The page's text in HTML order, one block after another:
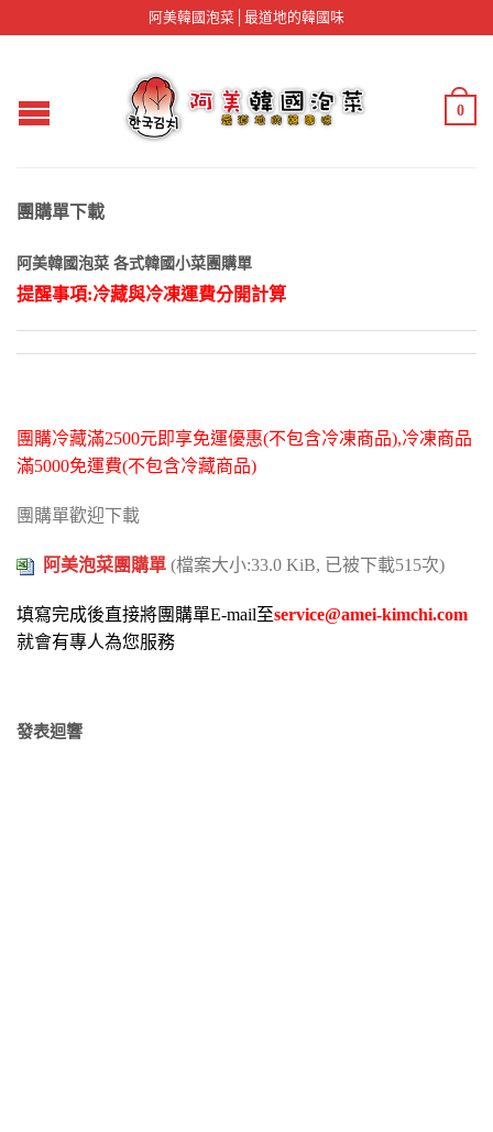
阿美韓國泡菜│最道地的韓國味
0
團購單下載
阿美韓國泡菜 各式韓國小菜團購單
提醒事項:冷藏與冷凍運費分開計算
團購冷藏滿2500元即享免運優惠(不包含冷凍商品),冷凍商品
滿5000免運費(不包含冷藏商品)
團購單歡迎下載
阿美泡菜團購單 (檔案大小:33.0 KiB, 已被下載515次)
填寫完成後直接將團購單E-mail至service@amei-kimchi.com
就會有專人為您服務
發表迴響